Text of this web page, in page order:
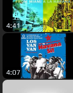
4:41
4:07